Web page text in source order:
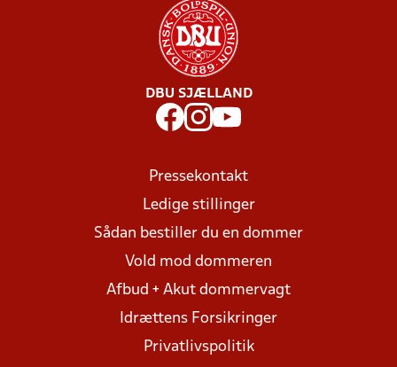
DBU SJÆLLAND
Pressekontakt
Ledige stillinger
Sådan bestiller du en dommer
Vold mod dommeren
Afbud + Akut dommervagt
Idrættens Forsikringer
Privatlivspolitik